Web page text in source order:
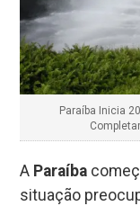
Paraíba Inicia
A Paraíba
situação